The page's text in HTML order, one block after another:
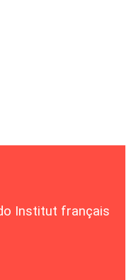
Institut français